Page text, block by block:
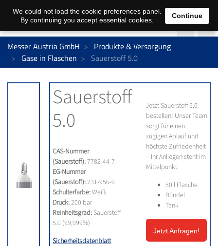
Messer Austria GmbH
Produkte & Versorgung
Gase in Flaschen
Sauerstoff 5.0
Sauerstoff
5.0
CAS-Nummer
(Sauerstoff):7782-44-7
EG-Nummer
(Sauerstoff):231-956-9
Schulterfarbe:Weiß
Druck:200 bar
Reinheitsgrad: Sauerstoff
5.0 (99,999%)
Sicherheitsdatenblatt
Jetzt Sauerstoff 5.0
bestellen! Unser Team
sorgt für einen
zügigen Ablauf und
höchste Zufriedenheit
– Ihr Anliegen steht im
Mittelpunkt.
50 l Flasche
Bündel
Tank
Jetzt Anfragen!
We could not load the cookie preferences panel.
By continuing you accept essential cookies.
Continue